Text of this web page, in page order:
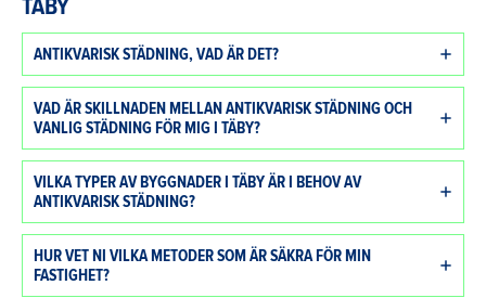
TÄBY
ANTIKVARISK STÄDNING, VAD ÄR DET?
VAD ÄR SKILLNADEN MELLAN ANTIKVARISK STÄDNING OCH
VANLIG STÄDNING FÖR MIG I TÄBY?
VILKA TYPER AV BYGGNADER I TÄBY ÄR I BEHOV AV
ANTIKVARISK STÄDNING?
HUR VET NI VILKA METODER SOM ÄR SÄKRA FÖR MIN
FASTIGHET?